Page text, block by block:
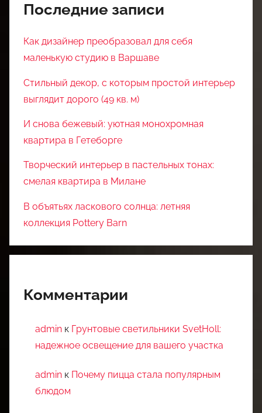
Последние записи
Как дизайнер преобразовал для себя
маленькую студию в Варшаве
Стильный декор, с которым простой интерьер
выглядит дорого (49 кв. м)
И снова бежевый: уютная монохромная
квартира в Гетеборге
Творческий интерьер в пастельных тонах:
смелая квартира в Милане
В объятьях ласкового солнца: летняя
коллекция Pottery Barn
Комментарии
admin к Грунтовые светильники SvetHoll:
надежное освещение для вашего участка
admin к Почему пицца стала популярным
блюдом